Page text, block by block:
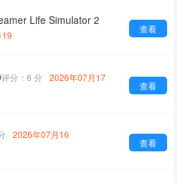
Life Simulator 2
查看
查看
评分：6 分 2026年07月17
查看
2026年07月16